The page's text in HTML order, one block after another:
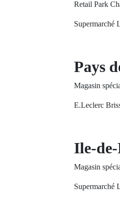
Retail Park
Pays
Magasin
E.Leclerc
Ile-
Magasin